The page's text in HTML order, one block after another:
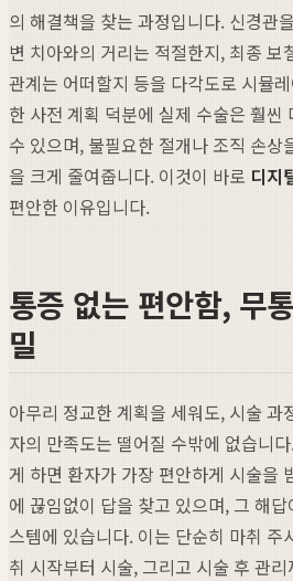
의 해결책을 찾는 과정입니다. 신경관
변 치아와의 거리는 적절한지, 최종 보
관계는 어떠할지 등을 다각도로 시뮬
한 사전 계획 덕분에 실제 수술은 훨씬
수 있으며, 불필요한 절개나 조직 손상
을 크게 줄여줍니다. 이것이 바로 디지
편안한 이유입니다.
통증 없는 편안함, 무
밀
아무리 정교한 계획을 세워도, 시술 과
자의 만족도는 떨어질 수밖에 없습니
게 하면 환자가 가장 편안하게 시술을
에 끊임없이 답을 찾고 있으며, 그 해답
스템에 있습니다. 이는 단순히 마취 주
취 시작부터 시술, 그리고 시술 후 관